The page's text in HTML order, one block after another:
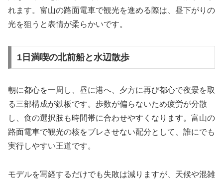
れます。富山の路面電車で観光を進める際は、昼下がりの
光を狙うと表情が柔らかいです。
1日満喫の北前船と水辺散歩
朝に都心を一周し、昼に港へ、夕方に再び都心で夜景を取
る三部構成が鉄板です。歩数が偏らないため疲労が分散
し、食の選択肢も時間帯に合わせやすくなります。富山の
路面電車で観光の核をブレさせない配分として、誰にでも
実行しやすい王道です。
モデルを写経するだけでも失敗は減りますが、天候や混雑